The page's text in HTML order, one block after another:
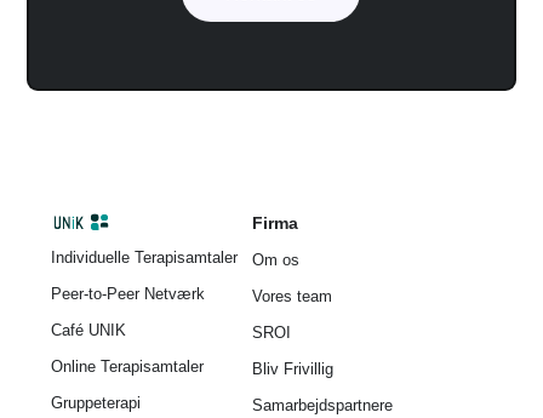
Individuelle Terapisamtaler
Peer-to-Peer Netværk
Café UNIK
Online Terapisamtaler
Gruppeterapi
Firma
Om os
Vores team
SROI
Bliv Frivillig
Samarbejdspartnere